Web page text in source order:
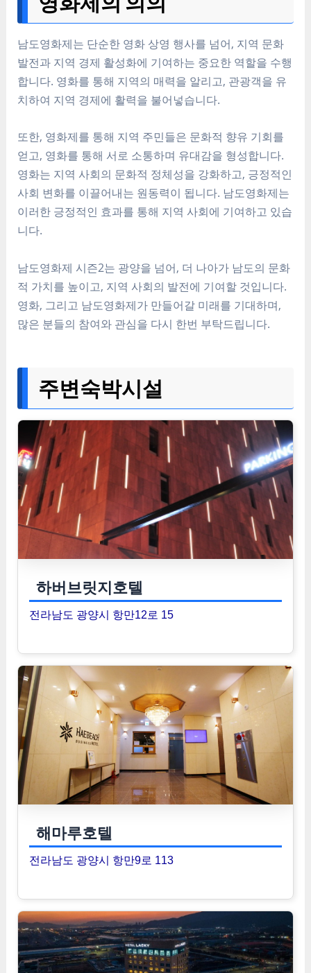
남도영화제는 단순한 영화 상영 행사를 넘어, 지역 문화
발전과 지역 경제 활성화에 기여하는 중요한 역할을 수행
합니다. 영화를 통해 지역의 매력을 알리고, 관광객을 유
치하여 지역 경제에 활력을 불어넣습니다.
또한, 영화제를 통해 지역 주민들은 문화적 향유 기회를
얻고, 영화를 통해 서로 소통하며 유대감을 형성합니다.
영화는 지역 사회의 문화적 정체성을 강화하고, 긍정적인
사회 변화를 이끌어내는 원동력이 됩니다. 남도영화제는
이러한 긍정적인 효과를 통해 지역 사회에 기여하고 있습
니다.
남도영화제 시즌2는 광양을 넘어, 더 나아가 남도의 문화
적 가치를 높이고, 지역 사회의 발전에 기여할 것입니다.
영화, 그리고 남도영화제가 만들어갈 미래를 기대하며,
많은 분들의 참여와 관심을 다시 한번 부탁드립니다.
주변숙박시설
하버브릿지호텔
전라남도 광양시 항만12로 15
해마루호텔
전라남도 광양시 항만9로 113